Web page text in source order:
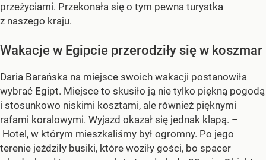
przeżyciami. Przekonała się o tym pewna turystka
z naszego kraju.
Wakacje w Egipcie przerodziły się w koszmar
Daria Barańska na miejsce swoich wakacji postanowiła
wybrać Egipt. Miejsce to skusiło ją nie tylko piękną pogodą
i stosunkowo niskimi kosztami, ale również pięknymi
rafami koralowymi. Wyjazd okazał się jednak klapą. –
Hotel, w którym mieszkaliśmy był ogromny. Po jego
terenie jeździły busiki, które woziły gości, bo spacer